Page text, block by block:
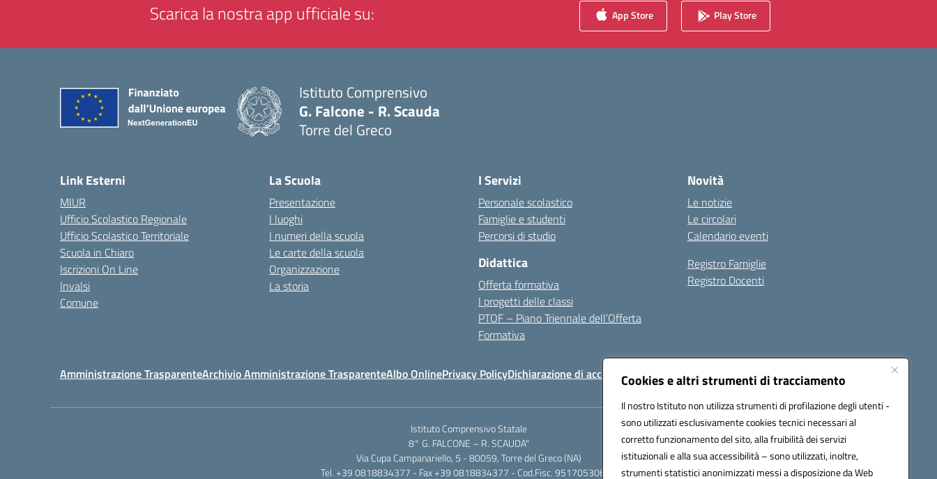
Cookies e altri strumenti di tracciamento
Il nostro Istituto non utilizza strumenti di profilazione degli utenti -
sono utilizzati esclusivamente cookies tecnici necessari al
corretto funzionamento del sito, alla fruibilità dei servizi
istituzionali e alla sua accessibilità – sono utilizzati, inoltre,
strumenti statistici anonimizzati messi a disposizione da Web
Scarica la nostra app ufficiale su: App Store Play Store
Istituto Comprensivo
G. Falcone - R. Scauda
Torre del Greco
Link Esterni
MIUR
Ufficio Scolastico Regionale
Ufficio Scolastico Territoriale
Scuola in Chiaro
Iscrizioni On Line
Invalsi
Comune
La Scuola
Presentazione
I luoghi
I numeri della scuola
Le carte della scuola
Organizzazione
La storia
I Servizi
Personale scolastico
Famiglie e studenti
Percorsi di studio
Didattica
Offerta formativa
I progetti delle classi
PTOF – Piano Triennale dell’Offerta
Formativa
Novità
Le notizie
Le circolari
Calendario eventi
Registro Famiglie
Registro Docenti
Amministrazione TrasparenteArchivio Amministrazione TrasparenteAlbo OnlinePrivacy PolicyDichiarazione di accessibilità Note legali
Istituto Comprensivo Statale
8° G. FALCONE – R. SCAUDA"
Via Cupa Campanariello, 5 - 80059, Torre del Greco (NA)
Tel. +39 0818834377 - Fax +39 0818834377 - Cod.Fisc. 95170530638